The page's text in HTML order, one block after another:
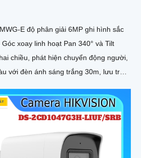
E độ phân giải 6MP ghi hình sắc
chiều, phát hiện chuyển động người,
với đèn ánh sáng trắng 30m, lưu trữ